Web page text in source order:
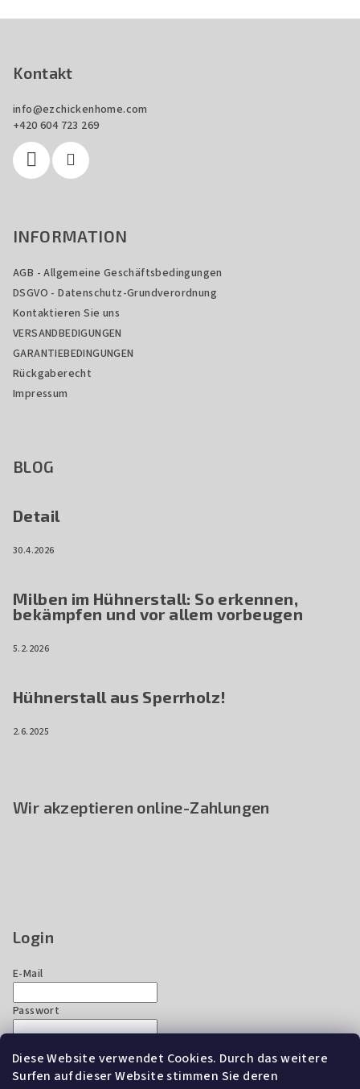
Diese Website verwendet Cookies. Durch das weitere
Surfen auf dieser Website stimmen Sie deren
Kontakt
info@ezchickenhome.com
+420 604 723 269
INFORMATION
AGB - Allgemeine Geschäftsbedingungen
DSGVO - Datenschutz-Grundverordnung
Kontaktieren Sie uns
VERSANDBEDIGUNGEN
GARANTIEBEDINGUNGEN
Rückgaberecht
Impressum
BLOG
Detail
30.4.2026
Milben im Hühnerstall: So erkennen,
bekämpfen und vor allem vorbeugen
5.2.2026
Hühnerstall aus Sperrholz!
2.6.2025
Wir akzeptieren online-Zahlungen
Login
E-Mail
Passwort
Anmelden